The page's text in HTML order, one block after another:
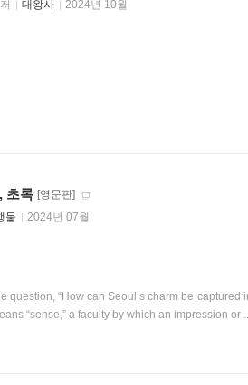
저 대왕사 2024년 10월
초록 [영문판]
물 2024년 07월
question, “How can Seoul’s charm be captured
“sense,” a faculty by which an impression or